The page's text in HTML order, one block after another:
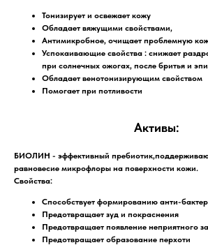
Тонизирует и освежает кожу
Обладает вяжущими свойствами,
Антимикробное, очищает проблемную
Успокаивающие свойства : снижает
при солнечных ожогах, после бритья и
Обладает венотонизирующим свойством
Помогает при потливости
Активы:
БИОЛИН - эффективный
равновесие микрофлоры на поверхности кожи.
Свойства:
Способствует формированию анти-
Предотвращает зуд и покраснения
Предотвращает появление неприятного
Предотвращает образование перхоти